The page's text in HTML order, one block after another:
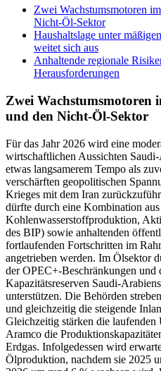
Zwei Wachstumsmotoren
Nicht-Öl-Sektor
Haushaltslage unter
weitet sich aus
Anhaltende regionale
Herausforderungen
Zwei Wachstumsmotoren
und den Nicht-Öl-Sektor
Für das Jahr 2026 wird eine
wirtschaftlichen Aussichten
etwas langsamerem Tempo als
verschärften geopolitischen
Krieges mit dem Iran
dürfte durch eine Kombination
Kohlenwasserstoffproduktion,
des BIP) sowie anhaltenden
fortlaufenden Fortschritten im
angetrieben werden. Im Ölsektor
der OPEC+-Beschränkungen und
Kapazitätsreserven Saudi-
unterstützen. Die Behörden
und gleichzeitig die steigende
Gleichzeitig stärken die
Aramco die
Erdgas. Infolgedessen wird
Ölproduktion, nachdem sie 2025